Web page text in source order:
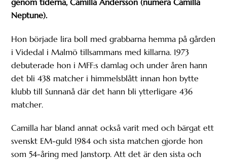
Neptune).
Hon började lira boll med grabbarna hemma på gården
i Videdal i Malmö tillsammans med killarna. 1973
debuterade hon i MFF:s damlag och under åren hann
det bli 438 matcher i himmelsblått innan hon bytte
klubb till Sunnanå där det hann bli ytterligare 436
matcher.
Camilla har bland annat också varit med och bärgat ett
svenskt EM-guld 1984 och sista matchen gjorde hon
som 54-åring med Janstorp. Att det är den sista och